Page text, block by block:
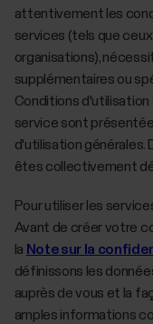
attentivement les
services (tels que
organisations),
supplémentaires ou
Conditions
service sont
d'utilisation générales.
êtes collectivement
Pour utiliser les
Avant de créer votre
la Note sur la
définissons les
auprès de vous et la
amples informations